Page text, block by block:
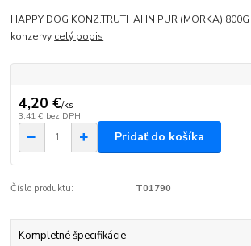
HAPPY DOG KONZ.TRUTHAHN PUR (MORKA)
konzervy celý popis
4,20 €/ks
3,41 € bez DPH
Pridať do košíka
Číslo produktu: T01790
Kompletné špecifikácie